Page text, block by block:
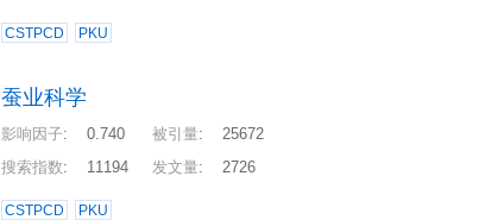
CSTPCD PKU
蚕业科学
影响因子: 0.740 被引量:
25672
搜索指数: 11194 发文量: 2726
CSTPCD PKU